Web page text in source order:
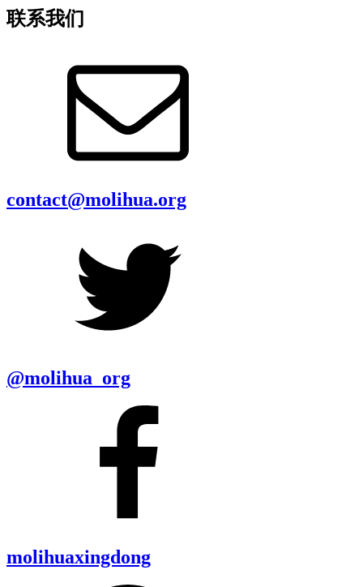
联系我们
contact@molihua.org
@molihua_org
molihuaxingdong